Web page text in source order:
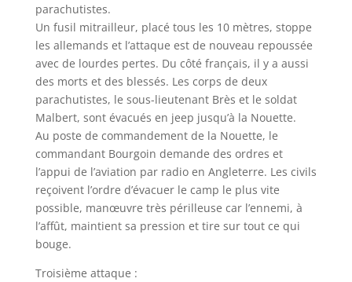
parachutistes.
Un fusil mitrailleur, placé tous les 10 mètres, stoppe
les allemands et l’attaque est de nouveau repoussée
avec de lourdes pertes. Du côté français, il y a aussi
des morts et des blessés. Les corps de deux
parachutistes, le sous-lieutenant Brès et le soldat
Malbert, sont évacués en jeep jusqu’à la Nouette.
Au poste de commandement de la Nouette, le
commandant Bourgoin demande des ordres et
l’appui de l’aviation par radio en Angleterre. Les civils
reçoivent l’ordre d’évacuer le camp le plus vite
possible, manœuvre très périlleuse car l’ennemi, à
l’affût, maintient sa pression et tire sur tout ce qui
bouge.
Troisième attaque :